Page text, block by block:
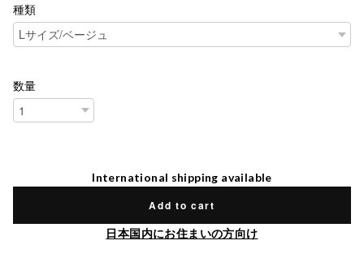
種類
数量
International shipping available
Add to cart
日本国内にお住まいの方向け